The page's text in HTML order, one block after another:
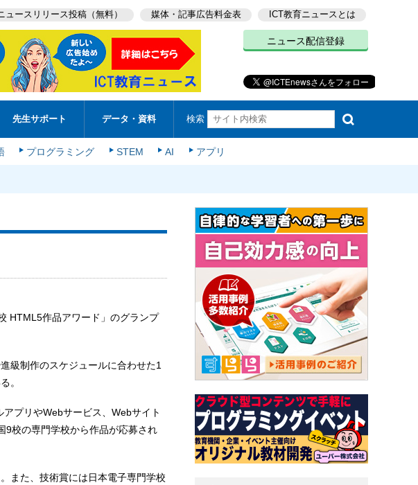
ュースリリース投稿（無料） 媒体・記事広告料金表 ICT教育ニュースとは
ニュース配信登録
先生サポート データ・資料 検索
プログラミング STEM AI アプリ
HTML5作品アワード」のグランプ
級制作のスケジュールに合わせた1
。
プリやWebサービス、Webサイト
9校の専門学校から作品が応募され
また、技術賞には日本電子専門学校